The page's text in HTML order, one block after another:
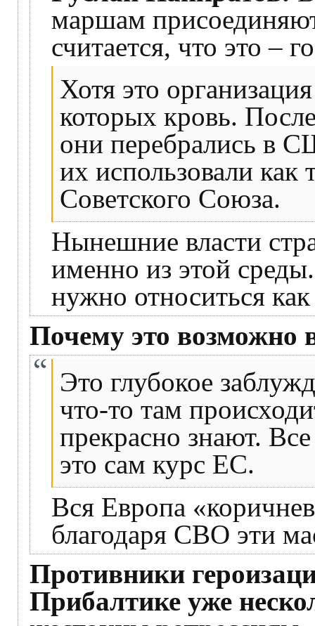
маршам
считается, что это –
Хотя это
которых кровь.
они перебрались в
их использовали как
Советского Союза.
Нынешние власти
именно из этой
нужно относиться
Почему это возможно
Это глубокое
что-то там
прекрасно знают.
это сам курс ЕС.
Вся Европа
благодаря СВО эти
Противники
Прибалтике уже